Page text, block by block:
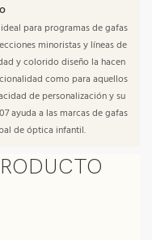
para programas de gafas
minoristas y líneas de
y colorido diseño la hacen
como para aquellos
de personalización y su
ayuda a las marcas de gafas
de óptica infantil.